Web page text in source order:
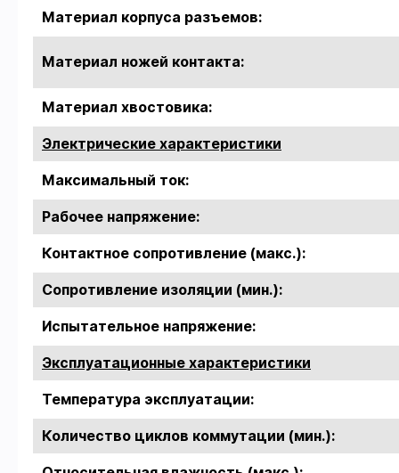
Материал корпуса разъемов:
Материал ножей контакта:
Материал хвостовика:
Электрические характеристики
Максимальный ток:
Рабочее напряжение:
Контактное сопротивление (макс.):
Сопротивление изоляции (мин.):
Испытательное напряжение:
Эксплуатационные характеристики
Температура эксплуатации:
Количество циклов коммутации (мин.):